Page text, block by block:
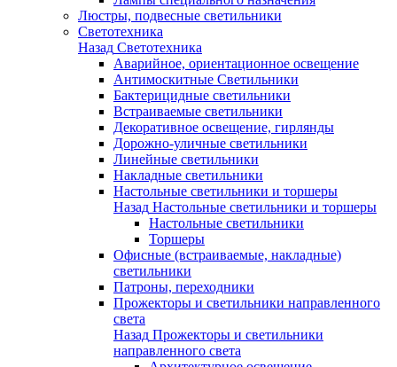
Люстры, подвесные светильники
Светотехника
Назад Светотехника
Аварийное, ориентационное освещение
Антимоскитные Светильники
Бактерицидные светильники
Встраиваемые светильники
Декоративное освещение, гирлянды
Дорожно-уличные светильники
Линейные светильники
Накладные светильники
Настольные светильники и торшеры
Назад Настольные светильники и торшеры
Настольные светильники
Торшеры
Офисные (встраиваемые, накладные)
светильники
Патроны, переходники
Прожекторы и светильники направленного
света
Назад Прожекторы и светильники
направленного света